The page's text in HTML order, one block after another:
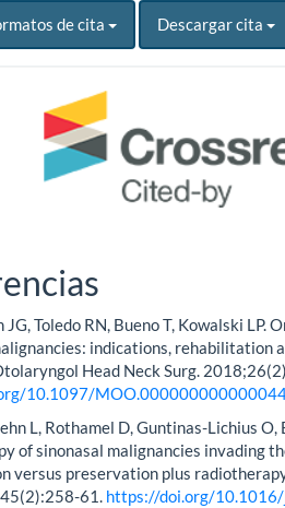
de cita Descargar cita
JG, Toledo RN, Bueno T, Kowalski
indications, rehabilitation
Head Neck Surg.
10.1097/
L, Rothamel D, Guntinas-Lichius
of sinonasal malignancies invading
versus preservation plus
61. https://doi.org/